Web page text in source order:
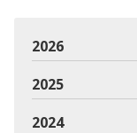
2026
2025
2024